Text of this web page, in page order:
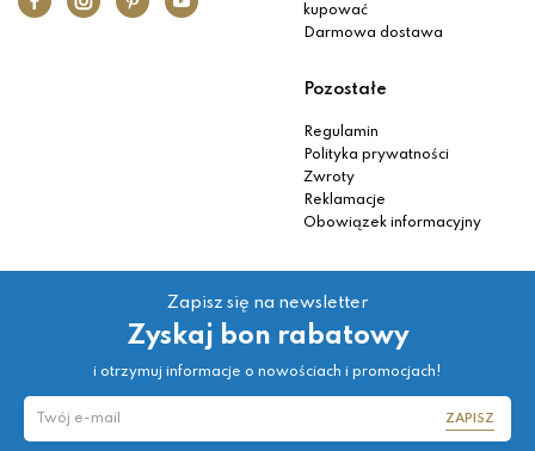
kupować
Darmowa dostawa
Pozostałe
Regulamin
Polityka prywatności
Zwroty
Reklamacje
Obowiązek informacyjny
Zapisz się na newsletter
Zyskaj bon rabatowy
i otrzymuj informacje o nowościach i promocjach!
ZAPISZ